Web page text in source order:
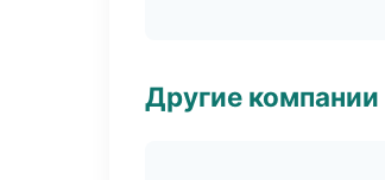
Другие компании